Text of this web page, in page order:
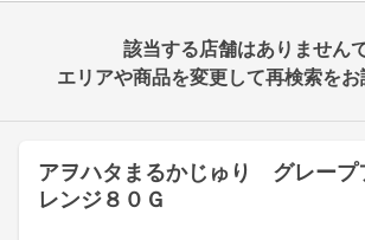
アヲハタまるかじゅり グレープ
レンジ８０Ｇ
該当する店舗はありません
エリアや商品を変更して再検索を